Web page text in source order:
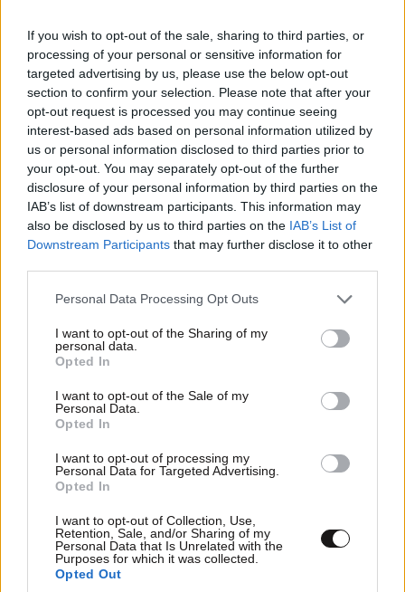
If you wish to opt-out of the sale, sharing to third parties, or
processing of your personal or sensitive information for
targeted advertising by us, please use the below opt-out
section to confirm your selection. Please note that after your
opt-out request is processed you may continue seeing
interest-based ads based on personal information utilized by
us or personal information disclosed to third parties prior to
your opt-out. You may separately opt-out of the further
disclosure of your personal information by third parties on the
IAB’s list of downstream participants. This information may
also be disclosed by us to third parties on the IAB’s List of
Downstream Participants that may further disclose it to other
Please note that this website/app uses one or more Google
not limited to your visit or usage behaviour. You may click to
grant or deny consent to Google and its third-party tags to
use your data for below specified purposes in below Google
consent section.
Personal Data Processing Opt Outs
I want to opt-out of the Sharing of my
personal data.
Opted In
I want to opt-out of the Sale of my
Personal Data.
Opted In
I want to opt-out of processing my
Personal Data for Targeted Advertising.
Opted In
I want to opt-out of Collection, Use,
Retention, Sale, and/or Sharing of my
Personal Data that Is Unrelated with the
Purposes for which it was collected.
Opted Out
Μαρία Εκμεκτσίογλου: «17 λευκά τριαντάφυλλα
για έναν χρόνο» από τον σύζυγό της στην
Κωνσταντινούπολη
Κωνσταντίνος Αργυρός και Αλεξάνδρα Νίκα: Οι
καλοκαιρινές στιγμές με τα δύο παιδιά τους